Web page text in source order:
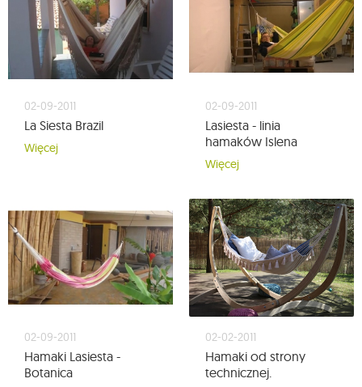
02-09-2011
La Siesta Brazil
Więcej
02-09-2011
Lasiesta - linia
hamaków Islena
Więcej
02-09-2011
Hamaki Lasiesta -
Botanica
02-02-2011
Hamaki od strony
technicznej.